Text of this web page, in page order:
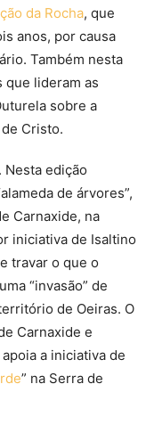
da Rocha, que
anos, por causa
Também nesta
que lideram as
sobre a
Cristo.
edição
de árvores”,
Carnaxide, na
iniciativa de Isaltino
travar o que o
“invasão” de
de Oeiras. O
Carnaxide e
a iniciativa de
” na Serra de